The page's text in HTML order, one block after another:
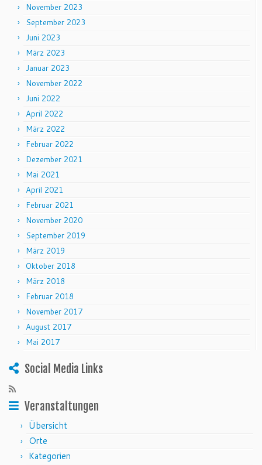
November 2023
September 2023
Juni 2023
März 2023
Januar 2023
November 2022
Juni 2022
April 2022
März 2022
Februar 2022
Dezember 2021
Mai 2021
April 2021
Februar 2021
November 2020
September 2019
März 2019
Oktober 2018
März 2018
Februar 2018
November 2017
August 2017
Mai 2017
Social Media Links
Veranstaltungen
Übersicht
Orte
Kategorien